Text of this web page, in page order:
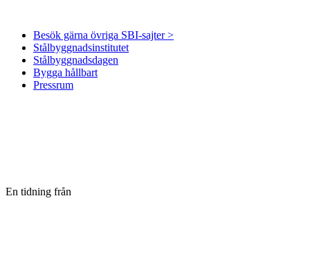
Besök gärna övriga SBI-sajter >
Stålbyggnadsinstitutet
Stålbyggnadsdagen
Bygga hållbart
Pressrum
En tidning från